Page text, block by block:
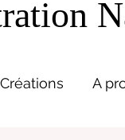
Créations A